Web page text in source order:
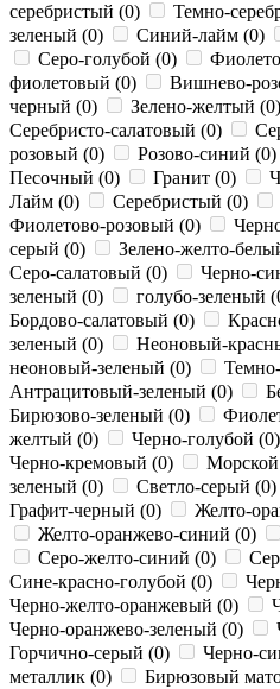
серебристый (0) Темно-
зеленый (0) Синий-лайм (0)
Серо-голубой (0)
фиолетовый (0) Вишнево-
черный (0) Зелено-желтый (0)
Серебристо-салатовый (0)
розовый (0) Розово-синий (0)
Песочный (0) Гранит (0)
Лайм (0) Серебристый (0)
Фиолетово-розовый (0)
серый (0) Зелено-желто-
Серо-салатовый (0) Черно-
зеленый (0) голубо-зеленый (
Бордово-салатовый (0)
зеленый (0) Неоновый-
неоновый-зеленый (0)
Антрацитовый-зеленый (0)
Бирюзово-зеленый (0)
желтый (0) Черно-голубой (0)
Черно-кремовый (0)
зеленый (0) Светло-серый (0)
Графит-черный (0) Желто-
Желто-оранжево-синий (0)
Серо-желто-синий (0)
Сине-красно-голубой (0)
Черно-желто-оранжевый (0)
Черно-оранжево-зеленый (0)
Горчично-серый (0) Черно-
металлик (0) Бирюзовый